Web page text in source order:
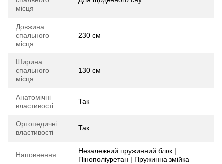
місця
Довжина
спального
місця
230 см
Ширина
спального
місця
130 см
Анатомічні
властивості
Так
Ортопедичні
властивості
Так
Наповнення
Незалежний пружинний блок |
Пінополіуретан | Пружинна змійка